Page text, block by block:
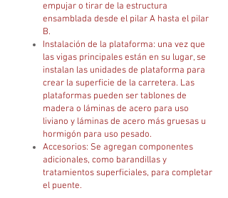
empujar o tirar de la estructura
ensamblada desde el pilar A hasta el pilar
B.
Instalación de la plataforma: una vez que
las vigas principales están en su lugar, se
instalan las unidades de plataforma para
crear la superficie de la carretera. Las
plataformas pueden ser tablones de
madera o láminas de acero para uso
liviano y láminas de acero más gruesas u
hormigón para uso pesado.
Accesorios: Se agregan componentes
adicionales, como barandillas y
tratamientos superficiales, para completar
el puente.